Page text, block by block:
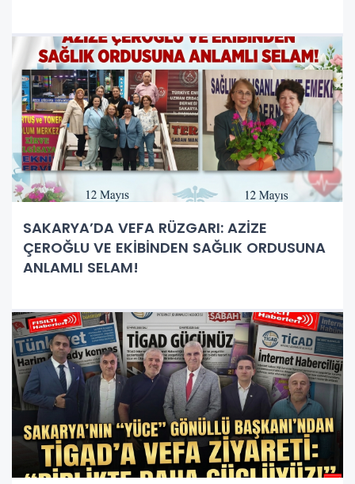
SAKARYA’DA VEFA RÜZGARI: AZİZE
ÇEROĞLU VE EKİBİNDEN SAĞLIK ORDUSUNA
ANLAMLI SELAM!